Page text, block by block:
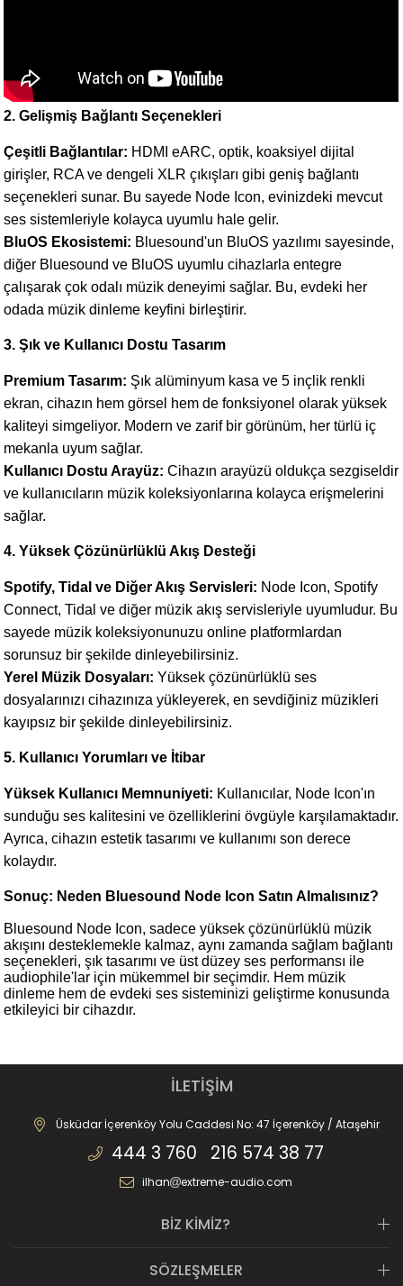
2. Gelişmiş Bağlantı Seçenekleri
Çeşitli Bağlantılar: HDMI eARC, optik, koaksiyel dijital
girişler, RCA ve dengeli XLR çıkışları gibi geniş bağlantı
seçenekleri sunar. Bu sayede Node Icon, evinizdeki mevcut
ses sistemleriyle kolayca uyumlu hale gelir.
BluOS Ekosistemi: Bluesound'un BluOS yazılımı sayesinde,
diğer Bluesound ve BluOS uyumlu cihazlarla entegre
çalışarak çok odalı müzik deneyimi sağlar. Bu, evdeki her
odada müzik dinleme keyfini birleştirir.
3. Şık ve Kullanıcı Dostu Tasarım
Premium Tasarım: Şık alüminyum kasa ve 5 inçlik renkli
ekran, cihazın hem görsel hem de fonksiyonel olarak yüksek
kaliteyi simgeliyor. Modern ve zarif bir görünüm, her türlü iç
mekanla uyum sağlar.
Kullanıcı Dostu Arayüz: Cihazın arayüzü oldukça sezgiseldir
ve kullanıcıların müzik koleksiyonlarına kolayca erişmelerini
sağlar.
4. Yüksek Çözünürlüklü Akış Desteği
Spotify, Tidal ve Diğer Akış Servisleri: Node Icon, Spotify
Connect, Tidal ve diğer müzik akış servisleriyle uyumludur. Bu
sayede müzik koleksiyonunuzu online platformlardan
sorunsuz bir şekilde dinleyebilirsiniz.
Yerel Müzik Dosyaları: Yüksek çözünürlüklü ses
dosyalarınızı cihazınıza yükleyerek, en sevdiğiniz müzikleri
kayıpsız bir şekilde dinleyebilirsiniz.
5. Kullanıcı Yorumları ve İtibar
Yüksek Kullanıcı Memnuniyeti: Kullanıcılar, Node Icon'ın
sunduğu ses kalitesini ve özelliklerini övgüyle karşılamaktadır.
Ayrıca, cihazın estetik tasarımı ve kullanımı son derece
kolaydır.
Sonuç: Neden Bluesound Node Icon Satın Almalısınız?
Bluesound Node Icon, sadece yüksek çözünürlüklü müzik
akışını desteklemekle kalmaz, aynı zamanda sağlam bağlantı
seçenekleri, şık tasarımı ve üst düzey ses performansı ile
audiophile'lar için mükemmel bir seçimdir. Hem müzik
dinleme hem de evdeki ses sisteminizi geliştirme konusunda
etkileyici bir cihazdır.
İLETİŞİM
Üsküdar İçerenköy Yolu Caddesi No: 47 İçerenköy / Ataşehir
444 3 760 216 574 38 77
ilhan extreme-audio.com
BİZ KİMİZ?
SÖZLEŞMELER